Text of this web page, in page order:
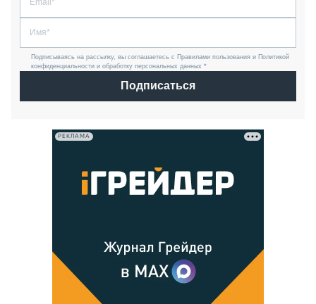
Подписываясь на рассылку, вы соглашаетесь с Правилами пользования и Политикой
конфиденциальности и обработку персональных данных *
Подписаться
РЕКЛАМА